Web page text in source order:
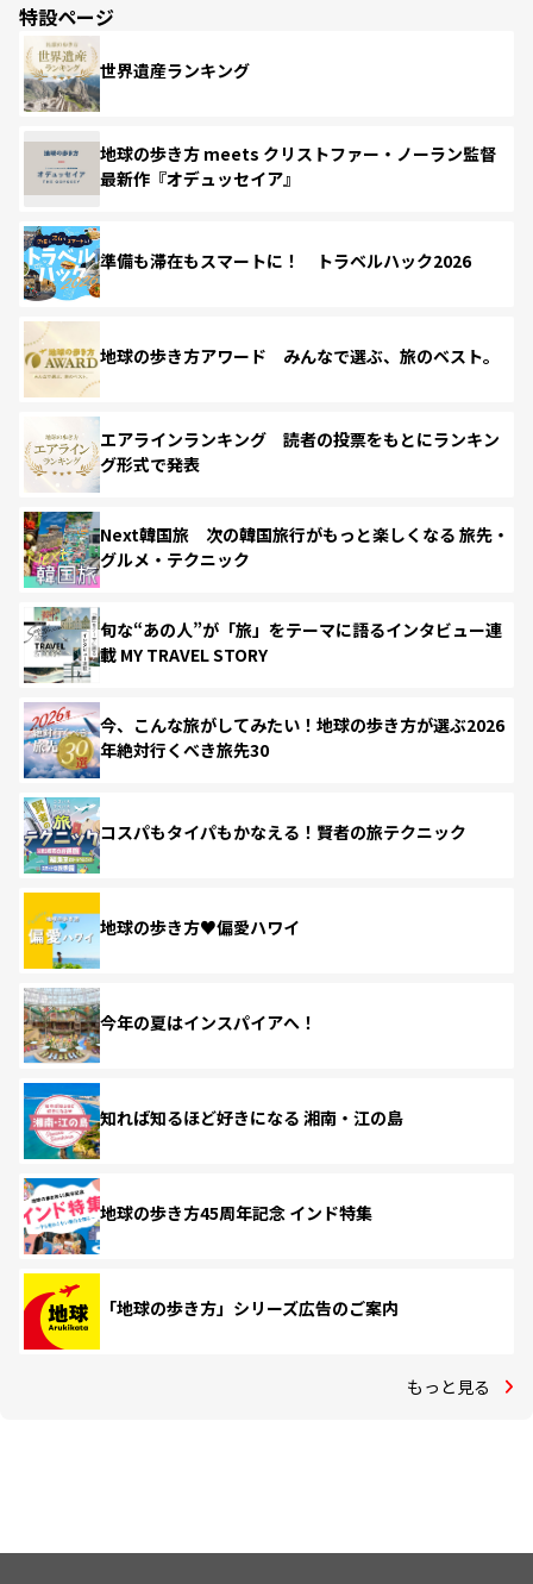
特設ページ
世界遺産ランキング
地球の歩き方 meets クリストファー・ノーラン監督
最新作『オデュッセイア』
準備も滞在もスマートに！ トラベルハック2026
地球の歩き方アワード みんなで選ぶ、旅のベスト。
エアラインランキング 読者の投票をもとにランキン
グ形式で発表
Next韓国旅 次の韓国旅行がもっと楽しくなる 旅先・
グルメ・テクニック
旬な“あの人”が「旅」をテーマに語るインタビュー連
載 MY TRAVEL STORY
今、こんな旅がしてみたい！地球の歩き方が選ぶ2026
年絶対行くべき旅先30
コスパもタイパもかなえる！賢者の旅テクニック
地球の歩き方♥偏愛ハワイ
今年の夏はインスパイアへ！
知れば知るほど好きになる 湘南・江の島
地球の歩き方45周年記念 インド特集
「地球の歩き方」シリーズ広告のご案内
もっと見る